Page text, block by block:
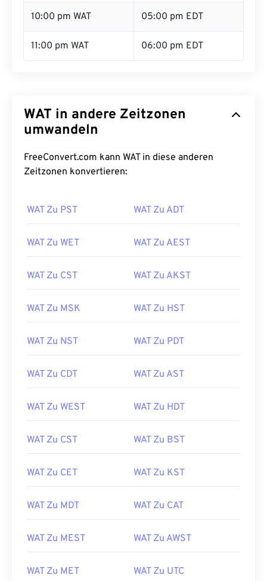
10:00 pm WAT 05:00 pm EDT
11:00 pm WAT 06:00 pm EDT
WAT in andere Zeitzonen
umwandeln
FreeConvert.com kann WAT in diese anderen
Zeitzonen konvertieren:
WAT Zu PST WAT Zu ADT
WAT Zu WET WAT Zu AEST
WAT Zu CST WAT Zu AKST
WAT Zu MSK WAT Zu HST
WAT Zu NST WAT Zu PDT
WAT Zu CDT WAT Zu AST
WAT Zu WEST WAT Zu HDT
WAT Zu CST WAT Zu BST
WAT Zu CET WAT Zu KST
WAT Zu MDT WAT Zu CAT
WAT Zu MEST WAT Zu AWST
WAT Zu MET WAT Zu UTC